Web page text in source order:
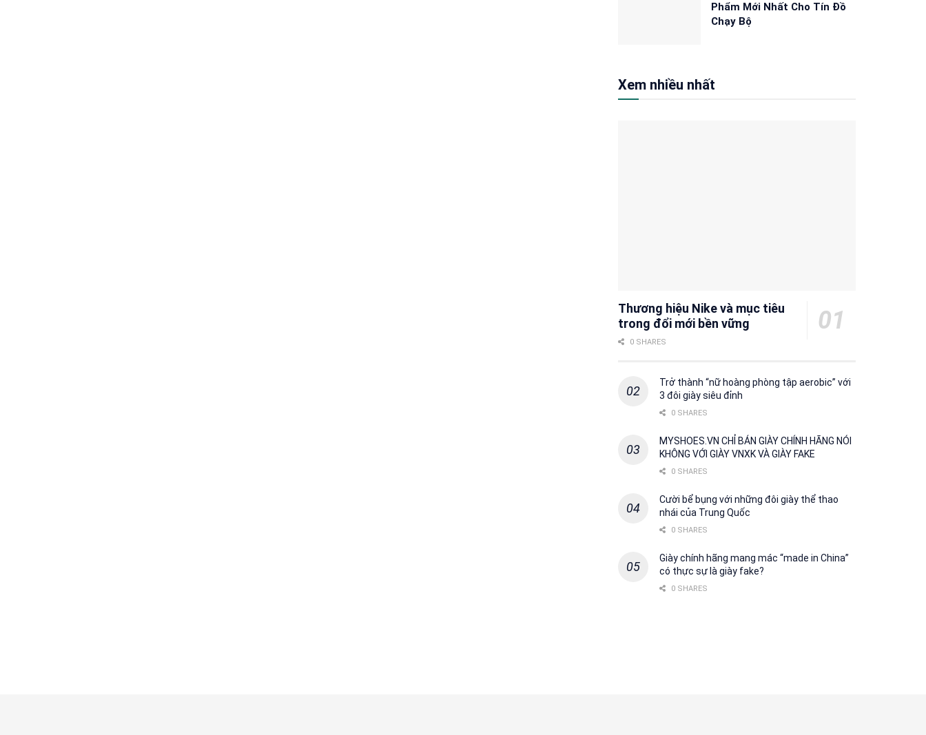
Phẩm Mới Nhất Cho Tín Đồ
Chạy Bộ
Xem nhiều nhất
Thương hiệu Nike và mục tiêu
trong đổi mới bền vững
0 SHARES
Trở thành “nữ hoàng phòng tập aerobic” với
3 đôi giày siêu đỉnh
0 SHARES
MYSHOES.VN CHỈ BÁN GIÀY CHÍNH HÃNG NÓI
KHÔNG VỚI GIÀY VNXK VÀ GIÀY FAKE
0 SHARES
Cười bể bụng với những đôi giày thể thao
nhái của Trung Quốc
0 SHARES
Giày chính hãng mang mác “made in China”
có thực sự là giày fake?
0 SHARES